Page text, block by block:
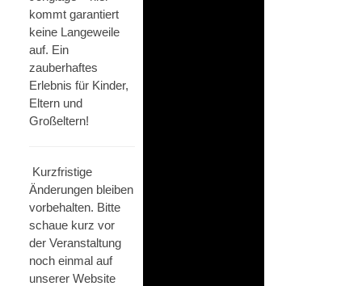
kommt garantiert
keine Langeweile
auf. Ein
zauberhaftes
Erlebnis für Kinder,
Eltern und
Großeltern!
Kurzfristige
Änderungen bleiben
vorbehalten. Bitte
schaue kurz vor
der Veranstaltung
noch einmal auf
unserer Website